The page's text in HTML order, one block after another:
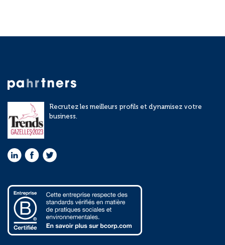
Recrutez les meilleurs profils et dynamisez votre
business.